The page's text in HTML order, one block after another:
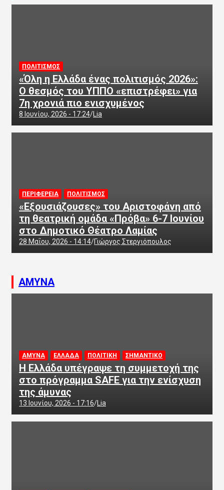
ΠΟΛΙΤΙΣΜΟΣ
«Όλη η Ελλάδα ένας πολιτισμός 2026»:
Ο θεσμός του ΥΠΠΟ «επιστρέφει» για
7η χρονιά πιο ενισχυμένος
8 Ιουνίου, 2026 - 17:24 Lia
ΠΕΡΙΦΕΡΕΙΑ ΠΟΛΙΤΙΣΜΟΣ
«Εξουσιάζουσες» του Αριστοφάνη από
τη θεατρική ομάδα «Πρόβα» 6-7 Ιουνίου
στο Δημοτικό Θέατρο Λαμίας
28 Μαΐου, 2026 - 14:14 Γιώργος Στεργιόπουλος
ΑΜΥΝΑ
ΑΜΥΝΑ ΕΛΛΑΔΑ ΠΟΛΙΤΙΚΗ ΣΗΜΑΝΤΙΚΟ
Η Ελλάδα υπέγραψε τη συμμετοχή της
στο πρόγραμμα SAFE για την ενίσχυση
της άμυνας
13 Ιουνίου, 2026 - 17:16 Lia